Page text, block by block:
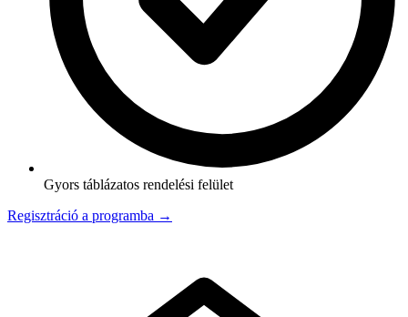
Gyors táblázatos rendelési felület
Regisztráció a programba →